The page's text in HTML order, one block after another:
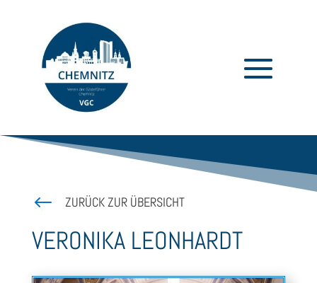
# ZURÜCK ZUR ÜBERSICHT
VERONIKA LEONHARDT